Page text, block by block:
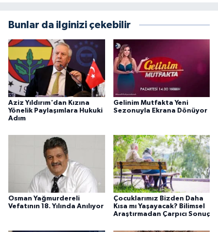
Bunlar da ilginizi çekebilir
Aziz Yıldırım'dan Kızına
Yönelik Paylaşımlara Hukuki
Adım
Gelinim Mutfakta Yeni
Sezonuyla Ekrana Dönüyor
Osman Yağmurdereli
Vefatının 18. Yılında Anılıyor
Çocuklarımız Bizden Daha
Kısa mı Yaşayacak? Bilimsel
Araştırmadan Çarpıcı Sonuç